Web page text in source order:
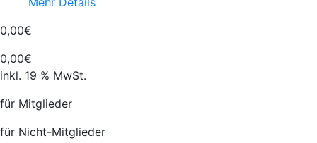
0,00€
0,00€
inkl. 19 % MwSt.
für Mitglieder
für Nicht-Mitglieder